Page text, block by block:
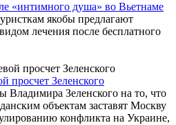
«интимного душа» во Вьетнаме
якобы предлагают
лечения после бесплатного
просчет Зеленского
Владимира Зеленского на то, что
объектам заставят Москву
конфликта на Украине,